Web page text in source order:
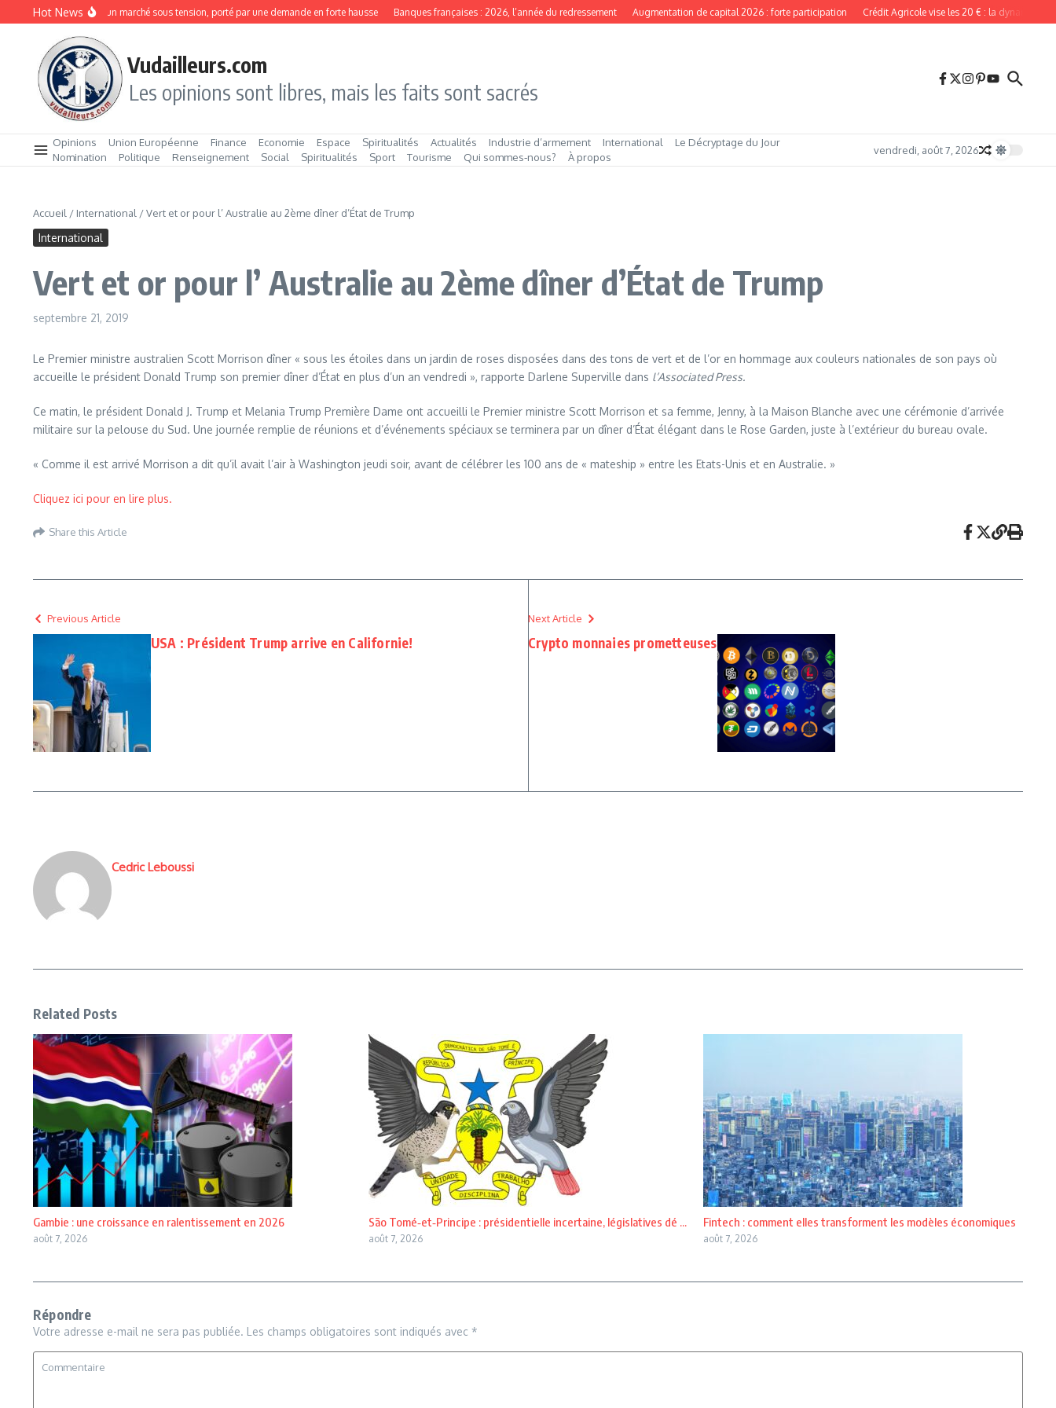
Aller au contenu
Hot News
Sardines en boîte : un marché sous tension, porté par une demande en forte hausse Banques françaises : 2026, l’année du redressement Augmentation de capital 2026 : forte participation Crédit Agricole vise les 20 € : la dynamique
Vudailleurs.com
Les opinions sont libres, mais les faits sont sacrés
Opinions Union Européenne Finance Economie Espace Spiritualités Actualités Industrie d’armement International
Le Décryptage du Jour
Nomination
Politique Renseignement Social Spiritualités Sport Tourisme Qui sommes‑nous? À propos
vendredi, août 7, 2026
Accueil / International /Vert et or pour l’ Australie au 2ème dîner d’État de Trump
International
Vert et or pour l’ Australie au 2ème dîner d’État de Trump
septembre 21, 2019
Le Premier ministre australien Scott Morrison dîner « sous les étoiles dans un jardin de roses disposées dans des tons de vert et de l’or en hommage aux couleurs nationales de son pays où
accueille le président Donald Trump son premier dîner d’État en plus d’un an vendredi », rapporte Darlene Superville dans l’Associated Press.
Ce matin, le président Donald J. Trump et Melania Trump Première Dame ont accueilli le Premier ministre Scott Morrison et sa femme, Jenny, à la Maison Blanche avec une cérémonie d’arrivée
militaire sur la pelouse du Sud. Une journée remplie de réunions et d’événements spéciaux se terminera par un dîner d’État élégant dans le Rose Garden, juste à l’extérieur du bureau ovale.
« Comme il est arrivé Morrison a dit qu’il avait l’air à Washington jeudi soir, avant de célébrer les 100 ans de « mateship » entre les Etats-Unis et en Australie. »
Cliquez ici pour en lire plus.
Share this Article
Previous Article
USA : Président Trump arrive en Californie!
Next Article
Crypto monnaies prometteuses
Cedric Leboussi
Related Posts
Gambie : une croissance en ralentissement en 2026
août 7, 2026
São Tomé‑et‑Principe : présidentielle incertaine, législatives dé ...
août 7, 2026
Fintech : comment elles transforment les modèles économiques
août 7, 2026
Répondre
Votre adresse e-mail ne sera pas publiée. Les champs obligatoires sont indiqués avec *